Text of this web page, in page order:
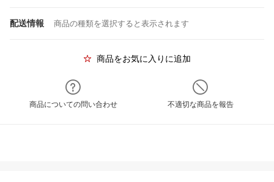
配送情報 商品の種類を選択すると表示されます
商品をお気に入りに追加
商品についての問い合わせ 不適切な商品を報告